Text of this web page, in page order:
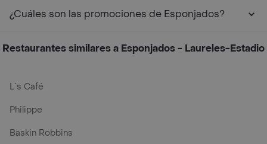
¿Cuáles son las promociones de Esponjados?
Restaurantes similares a Esponjados - Laureles-Estadio
L´s Café
Philippe
Baskin Robbins